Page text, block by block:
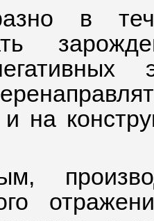
в
на